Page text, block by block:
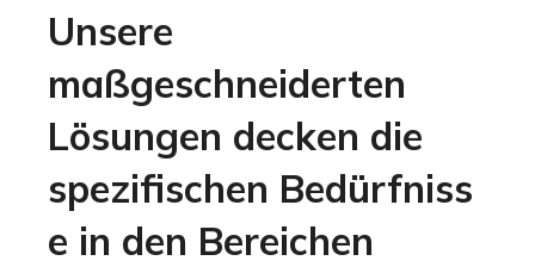
Unsere
maßgeschneiderten
Lösungen decken die
spezifischen Bedürfniss
e in den Bereichen